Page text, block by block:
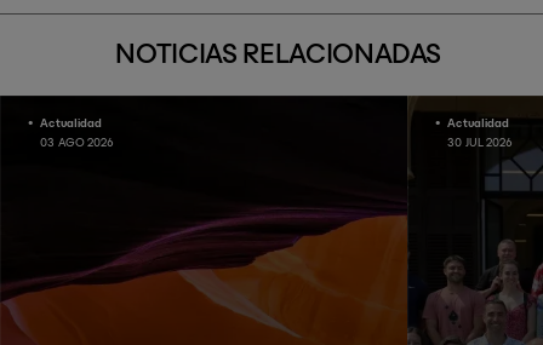
NOTICIAS RELACIONADAS
Actualidad
03 AGO 2026
Actualidad
30 JUL 2026